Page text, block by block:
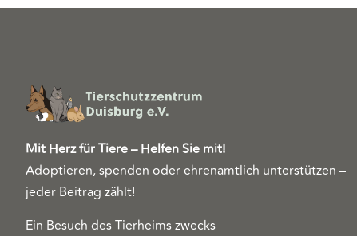
Mit Herz für Tiere – Helfen Sie mit!
Adoptieren, spenden oder ehrenamtlich unterstützen –
jeder Beitrag zählt!
Ein Besuch des Tierheims zwecks